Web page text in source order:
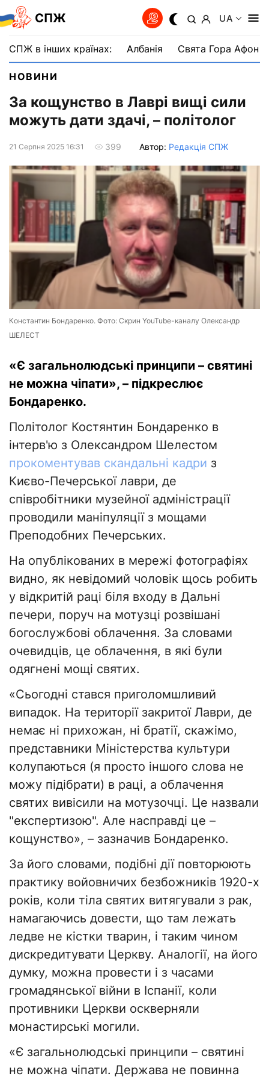
СПЖ UA
СПЖ в інших країнах: Албанія Свята Гора Афон
НОВИНИ
За кощунство в Лаврі вищі сили
можуть дати здачі, – політолог
21 Серпня 2025 16:31 399 Автор: Редакція СПЖ
Константин Бондаренко. Фото: Скрин YouTube-каналу Олександр
ШЕЛЕСТ
«Є загальнолюдські принципи – святині
не можна чіпати», – підкреслює
Бондаренко.
Політолог Костянтин Бондаренко в
інтерв'ю з Олександром Шелестом
прокоментував скандальні кадри з
Києво-Печерської лаври, де
співробітники музейної адміністрації
проводили маніпуляції з мощами
Преподобних Печерських.
На опублікованих в мережі фотографіях
видно, як невідомий чоловік щось робить
у відкритій раці біля входу в Дальні
печери, поруч на мотузці розвішані
богослужбові облачення. За словами
очевидців, це облачення, в які були
одягнені мощі святих.
«Сьогодні стався приголомшливий
випадок. На території закритої Лаври, де
немає ні прихожан, ні братії, скажімо,
представники Міністерства культури
колупаються (я просто іншого слова не
можу підібрати) в раці, а облачення
святих вивісили на мотузочці. Це назвали
"експертизою". Але насправді це –
кощунство», – зазначив Бондаренко.
За його словами, подібні дії повторюють
практику войовничих безбожників 1920-х
років, коли тіла святих витягували з рак,
намагаючись довести, що там лежать
ледве не кістки тварин, і таким чином
дискредитувати Церкву. Аналогії, на його
думку, можна провести і з часами
громадянської війни в Іспанії, коли
противники Церкви оскверняли
монастирські могили.
«Є загальнолюдські принципи – святині
не можна чіпати. Держава не повинна